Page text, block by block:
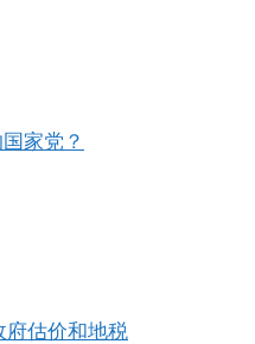
家党？
府估价和地税